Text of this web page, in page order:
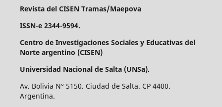
Revista del CISEN Tramas/Maepova
ISSN-e 2344-9594.
Centro de Investigaciones Sociales y Educativas del
Norte argentino (CISEN)
Universidad Nacional de Salta (UNSa).
Av. Bolivia N° 5150. Ciudad de Salta. CP 4400.
Argentina.